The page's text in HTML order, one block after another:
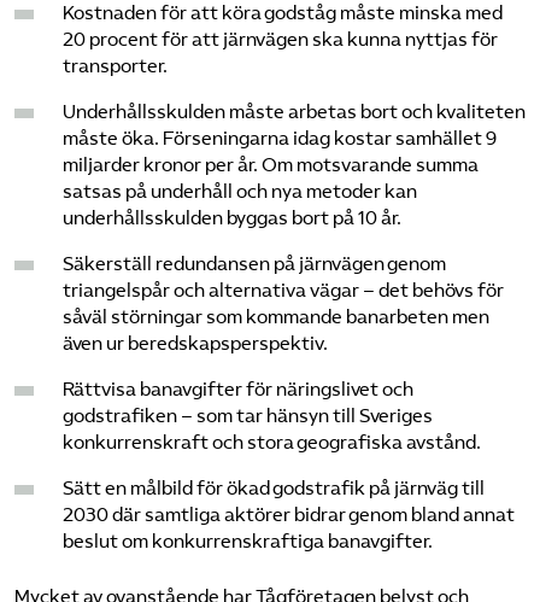
Kostnaden för att köra godståg måste minska med
20 procent för att järnvägen ska kunna nyttjas för
transporter.
Underhållsskulden måste arbetas bort och kvaliteten
måste öka. Förseningarna idag kostar samhället 9
miljarder kronor per år. Om motsvarande summa
satsas på underhåll och nya metoder kan
underhållsskulden byggas bort på 10 år.
Säkerställ redundansen på järnvägen genom
triangelspår och alternativa vägar – det behövs för
såväl störningar som kommande banarbeten men
även ur beredskapsperspektiv.
Rättvisa banavgifter för näringslivet och
godstrafiken – som tar hänsyn till Sveriges
konkurrenskraft och stora geografiska avstånd.
Sätt en målbild för ökad godstrafik på järnväg till
2030 där samtliga aktörer bidrar genom bland annat
beslut om konkurrenskraftiga banavgifter.
Mycket av ovanstående har Tågföretagen belyst och